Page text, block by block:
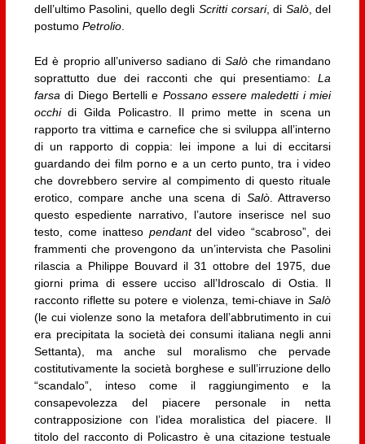
dell’ultimo Pasolini, quello degli Scritti corsari, di Salò, del
postumo Petrolio.
Ed è proprio all’universo sadiano diSalò che rimandano
soprattutto due dei racconti che qui presentiamo:La
farsadi Diego Bertelli e Possano essere maledetti i miei
occhidi Gilda Policastro. Il primo mette in scena un
rapporto tra vittima e carnefice che si sviluppa all’interno
di un rapporto di coppia: lei impone a lui di eccitarsi
guardando dei film porno e a un certo punto, tra i video
che dovrebbero servire al compimento di questo rituale
erotico, compare anche una scena di Salò. Attraverso
questo espediente narrativo, l’autore inserisce nel suo
testo, come inatteso pendantdel video “scabroso”, dei
frammenti che provengono da un’intervista che Pasolini
rilascia a Philippe Bouvard il 31 ottobre del 1975, due
giorni prima di essere ucciso all’Idroscalo di Ostia. Il
racconto riflette su potere e violenza, temi-chiave inSalò
(le cui violenze sono la metafora dell’abbrutimento in cui
era precipitata la società dei consumi italiana negli anni
Settanta), ma anche sul moralismo che pervade
costitutivamente la società borghese e sull’irruzione dello
“scandalo”, inteso come il raggiungimento e la
consapevolezza del piacere personale in netta
contrapposizione con l’idea moralistica del piacere. Il
titolo del racconto di Policastro è una citazione testuale